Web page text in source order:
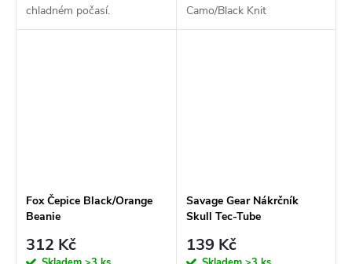
chladném počasí.
Camo/Black Knit
Fox Čepice Black/Orange
Beanie
312 Kč
Savage Gear Nákrčník
Skull Tec-Tube
139 Kč